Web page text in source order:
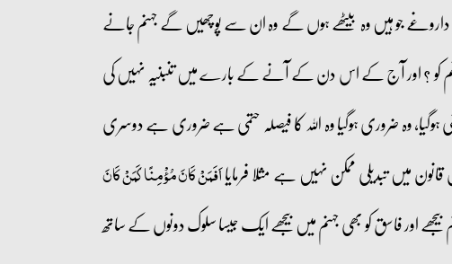
جو ہیں وہ بیٹھے ہوں گے وہ ان سے پوچھیں گے جہنم جانے
تم کو ؟ اور آج کے اس دن کے آنے کے بارے میں تنبنیہ نہیں کی
ہوگیا، وہ ضروری ہوگیا وہ اللہ کا فیصلہ حتمی ہے ضروری ہے دوسری
میں تبدیلی ممکن نہیں ہے مثلا فرمایااَفَمَنْ کَانَ مُؤْمِنًا کَمَنْ کَانَ
بیجھے اور فاسق کو بھی جہنم میں بیجھے ایک جیسا سلوک دونوں کے ساتھ